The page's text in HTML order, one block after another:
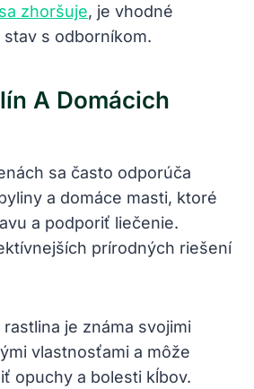
zhoršuje, je vhodné
s odborníkom.
A Domácich
sa často odporúča
a domáce masti, ktoré
a podporiť liečenie.
prírodných riešení
rastlina je známa svojimi
vlastnosťami a môže
opuchy a bolesti kĺbov.